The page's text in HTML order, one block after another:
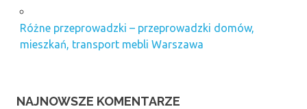
Różne przeprowadzki – przeprowadzki domów,
mieszkań, transport mebli Warszawa
NAJNOWSZE KOMENTARZE